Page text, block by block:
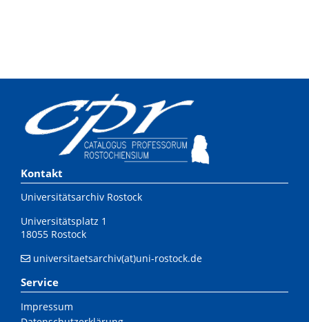
Kontakt
Universitätsarchiv Rostock
Universitätsplatz 1
18055 Rostock
universitaetsarchiv(at)uni-rostock.de
Service
Impressum